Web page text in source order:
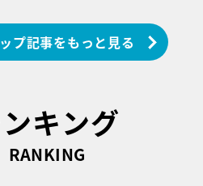
プ記事をもっと見る
キング
RANKING